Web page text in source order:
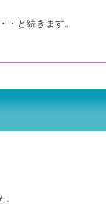
・と続きます。
。